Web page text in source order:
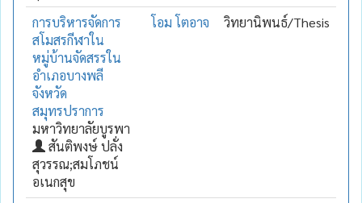
การบริหารจัดการ
สโมสรกีฬาใน
หมู่บ้านจัดสรรใน
อำเภอบางพลี
จังหวัด
สมุทรปราการ
มหาวิทยาลัยบูรพา
สันติพงษ์ ปลั่ง
สุวรรณ;สมโภชน์
อเนกสุข
โอม โตอาจ วิทยานิพนธ์/Thesis